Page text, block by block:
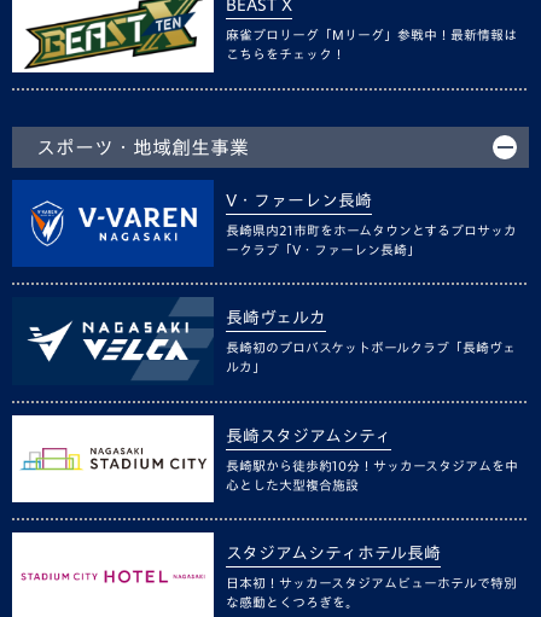
BEAST X
麻雀プロリーグ「Mリーグ」参戦中！最新情報は
こちらをチェック！
スポーツ・地域創生事業
V・ファーレン長崎
長崎県内21市町をホームタウンとするプロサッカ
ークラブ「V・ファーレン長崎」
長崎ヴェルカ
長崎初のプロバスケットボールクラブ「長崎ヴェ
ルカ」
長崎スタジアムシティ
長崎駅から徒歩約10分！サッカースタジアムを中
心とした大型複合施設
スタジアムシティホテル長崎
日本初！サッカースタジアムビューホテルで特別
な感動とくつろぎを。